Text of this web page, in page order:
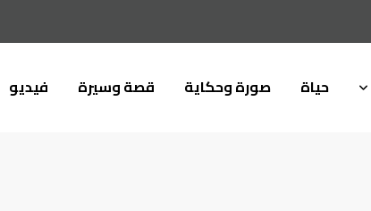
حياة صورة وحكاية قصة وسيرة فيديو